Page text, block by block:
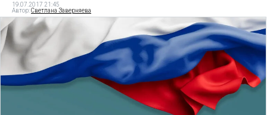
19.07.2017 21:45
Автор:Светлана Заверняева